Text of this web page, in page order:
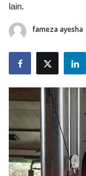
News
lain.
fameza ayesha